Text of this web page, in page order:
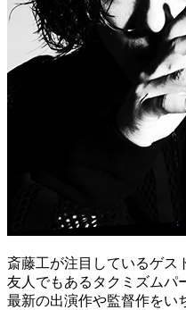
斎藤工が注目しているゲス
友人でもあるタクミズムパ
最新の出演作や監督作をい